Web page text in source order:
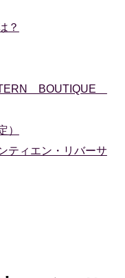
？
BOUTIQUE
）
ティエン・リバーサ